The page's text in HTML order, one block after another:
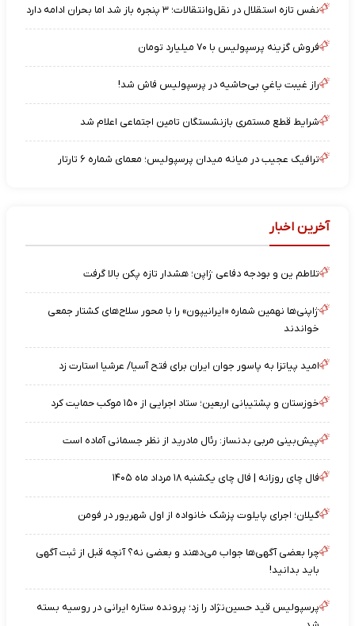
نفس تازه استقلال در نقل‌وانتقالات؛ ۳ پنجره باز شد اما بحران ادامه دارد
فروش گزینه پرسپولیس با ۷۰ میلیارد تومان
راز غیبت یاغیِ بی‌حاشیه در پرسپولیس فاش شد!
شرایط قطع مستمری بازنشستگان تامین اجتماعی اعلام شد
ترافیک عجیب در میانه میدان پرسپولیس؛ معمای شماره ۶ تارتار
آخرین اخبار
تلاطم ین و بودجه دفاعی ژاپن؛ هشدار تازه پکن بالا گرفت
ژاپنی‌ها نهمین شماره «ایرانیپون» را با محور سلاح‌های کشتار جمعی
خواندند
امید پیاتزا به پاسور جوان ایران برای فتح آسیا/ عرشیا استارت زد
خوزستان و پشتیبانی اربعین؛ ستاد اجرایی از ۱۵۰ موکب حمایت کرد
پیش‌بینی مربی بدنساز: رئال مادرید از نظر جسمانی آماده است
فال چای روزانه | فال چای یکشنبه ۱۸ مرداد ماه ۱۴۰۵
گیلان؛ اجرای پایلوت پزشک خانواده از اول شهریور در فومن
چرا بعضی آگهی‌ها جواب می‌دهند و بعضی نه؟ آنچه قبل از ثبت آگهی
باید بدانید!
پرسپولیس قید حسین‌نژاد را زد؛ پرونده ستاره ایرانی در روسیه بسته